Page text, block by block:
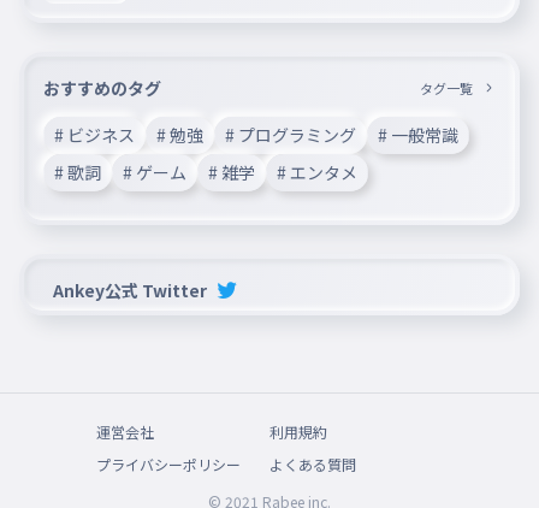
おすすめのタグ タグ一覧
# ビジネス # 勉強 # プログラミング
# 一般常識
# 歌詞
# ゲーム # 雑学 # エンタメ
Ankey公式 Twitter
運営会社
利用規約
プライバシーポリシー
よくある質問
© 2021 Rabee inc.